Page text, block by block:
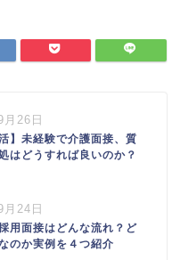
26日
活】未経験で介護面接、質
はどうすれば良いのか？
24日
用面接はどんな流れ？ど
のか実例を４つ紹介